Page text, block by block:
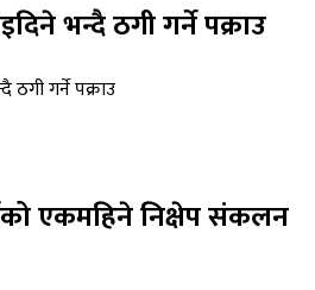
भन्दै ठगी गर्ने पक्राउ
एकमहिने निक्षेप संकलन